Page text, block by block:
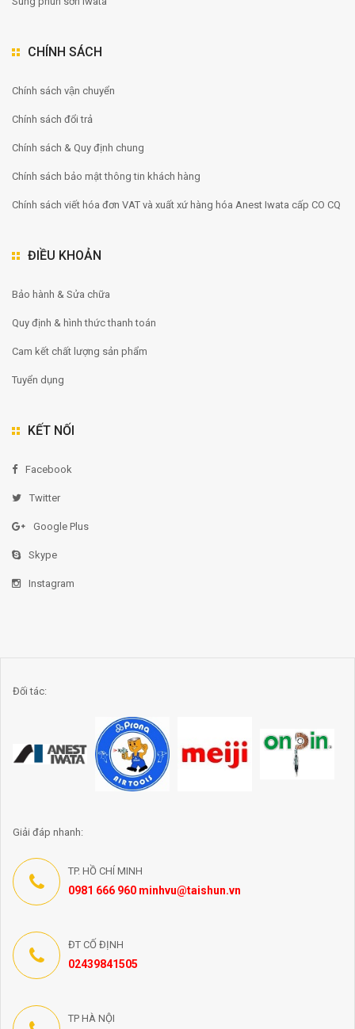
CHÍNH SÁCH
Chính sách vận chuyển
Chính sách đổi trả
Chính sách & Quy định chung
Chính sách bảo mật thông tin khách hàng
Chính sách viết hóa đơn VAT và xuất xứ hàng hóa Anest Iwata cấp CO CQ
ĐIỀU KHOẢN
Bảo hành & Sửa chữa
Quy định & hình thức thanh toán
Cam kết chất lượng sản phẩm
Tuyển dụng
KẾT NỐI
Facebook
Twitter
Google Plus
Skype
Instagram
Đối tác:
Giải đáp nhanh:
TP. HỒ CHÍ MINH
0981 666 960 minhvu@taishun.vn
ĐT CỐ ĐỊNH
02439841505
TP HÀ NỘI